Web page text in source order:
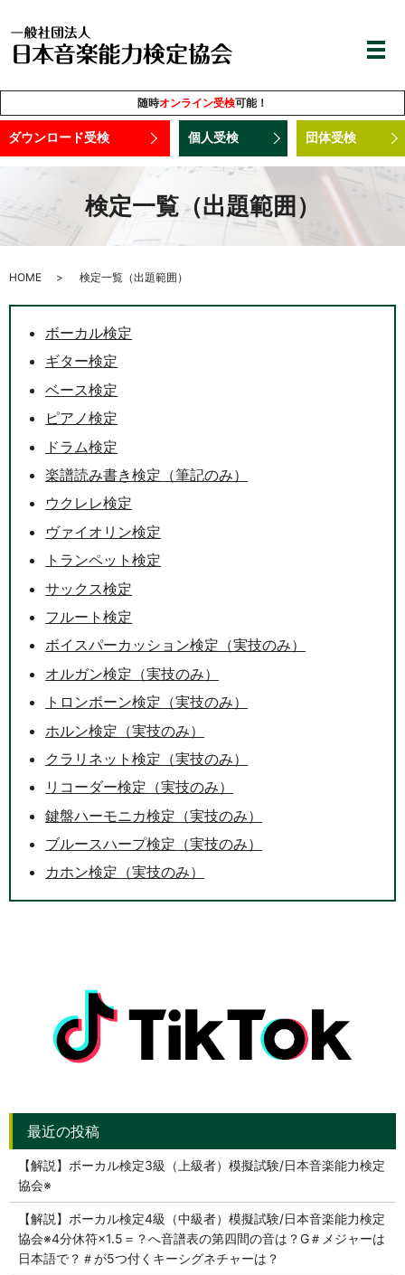
随時オンライン受検可能！
ダウンロード受検 個人受検 団体受検
検定一覧（出題範囲）
HOME 検定一覧（出題範囲）
ボーカル検定
ギター検定
ベース検定
ピアノ検定
ドラム検定
楽譜読み書き検定（筆記のみ）
ウクレレ検定
ヴァイオリン検定
トランペット検定
サックス検定
フルート検定
ボイスパーカッション検定（実技のみ）
オルガン検定（実技のみ）
トロンボーン検定（実技のみ）
ホルン検定（実技のみ）
クラリネット検定（実技のみ）
リコーダー検定（実技のみ）
鍵盤ハーモニカ検定（実技のみ）
ブルースハープ検定（実技のみ）
カホン検定（実技のみ）
【解説】ボーカル検定3級（上級者）模擬試験/日本音楽能力検定
協会※
【解説】ボーカル検定4級（中級者）模擬試験/日本音楽能力検定
協会※4分休符×1.5＝？へ音譜表の第四間の音は？G＃メジャーは
日本語で？＃が5つ付くキーシグネチャーは？